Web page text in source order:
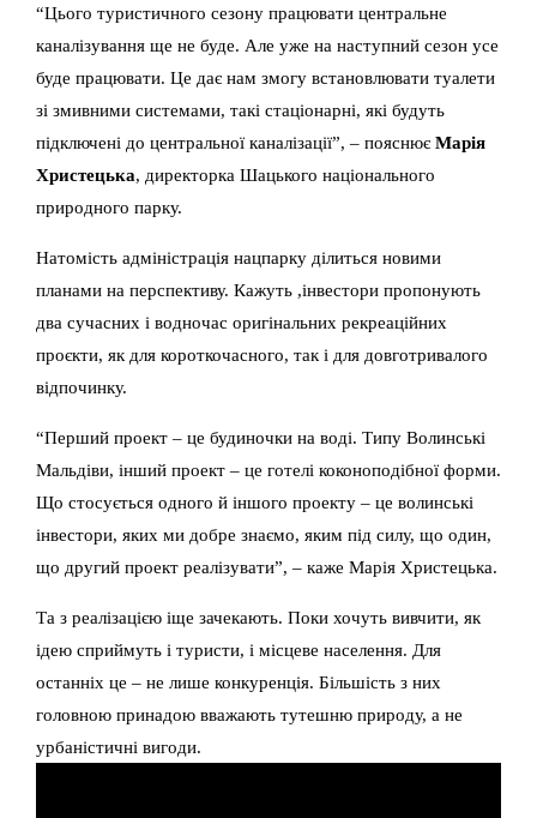
“Цього туристичного сезону працювати центральне
каналізування ще не буде. Але уже на наступний сезон усе
буде працювати. Це дає нам змогу встановлювати туалети
зі змивними системами, такі стаціонарні, які будуть
підключені до центральної каналізації”, – пояснює Марія
Христецька, директорка Шацького національного
природного парку.
Натомість адміністрація нацпарку ділиться новими
планами на перспективу. Кажуть ,інвестори пропонують
два сучасних і водночас оригінальних рекреаційних
проєкти, як для короткочасного, так і для довготривалого
відпочинку.
“Перший проект – це будиночки на воді. Типу Волинські
Мальдіви, інший проект – це готелі коконоподібної форми.
Що стосується одного й іншого проекту – це волинські
інвестори, яких ми добре знаємо, яким під силу, що один,
що другий проект реалізувати”, – каже Марія Христецька.
Та з реалізацією іще зачекають. Поки хочуть вивчити, як
ідею сприймуть і туристи, і місцеве населення. Для
останніх це – не лише конкуренція. Більшість з них
головною принадою вважають тутешню природу, а не
урбаністичні вигоди.